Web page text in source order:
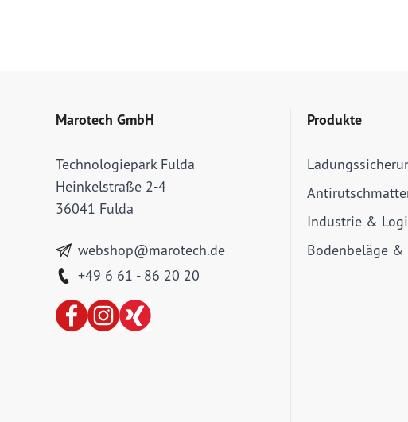
Marotech GmbH
Technologiepark Fulda
Heinkelstraße 2-4
36041 Fulda
webshop@marotech.de
+49 6 61 - 86 20 20
Produkte
Industrie &
Bodenbeläge &